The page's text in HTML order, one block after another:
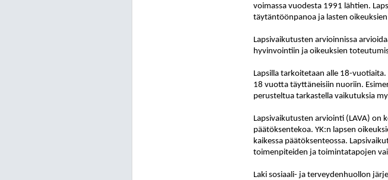
voimassa vuodesta 1991 lähtien.
täytäntöönpanoa ja lasten
Lapsivaikutusten arvioinnissa
hyvinvointiin ja oikeuksien
Lapsilla tarkoitetaan alle 18-
18 vuotta täyttäneisiin nuoriin.
perusteltua tarkastella vaikutuksia
Lapsivaikutusten arviointi (LAVA) on
päätöksentekoa. YK:n lapsen
kaikessa päätöksenteossa.
toimenpiteiden ja toimintatapojen
Laki sosiaali- ja terveydenhuollon